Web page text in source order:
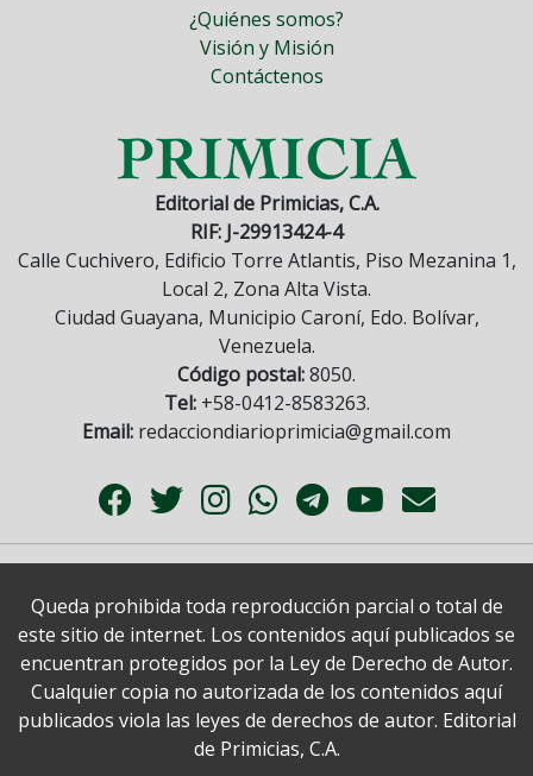
¿Quiénes somos?
Visión y Misión
Contáctenos
Editorial de Primicias, C.A.
RIF: J-29913424-4
Calle Cuchivero, Edificio Torre Atlantis, Piso Mezanina 1,
Local 2, Zona Alta Vista.
Ciudad Guayana, Municipio Caroní, Edo. Bolívar,
Venezuela.
Código postal:8050.
Tel:+58-0412-8583263.
Email: redacciondiarioprimicia@gmail.com
Queda prohibida toda reproducción parcial o total de
este sitio de internet. Los contenidos aquí publicados se
encuentran protegidos por la Ley de Derecho de Autor.
Cualquier copia no autorizada de los contenidos aquí
publicados viola las leyes de derechos de autor. Editorial
de Primicias, C.A.